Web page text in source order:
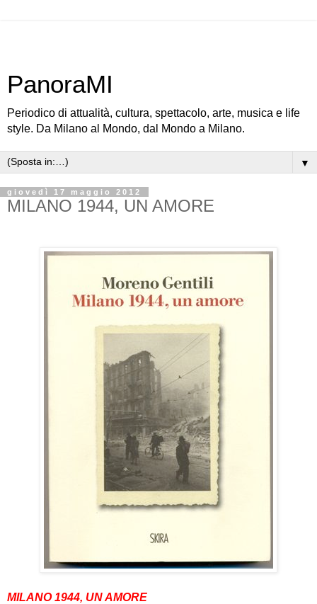
PanoraMI
Periodico di attualità, cultura, spettacolo, arte, musica e life
style. Da Milano al Mondo, dal Mondo a Milano.
▼
giovedì 17 maggio 2012
MILANO 1944, UN AMORE
MILANO 1944, UN AMORE